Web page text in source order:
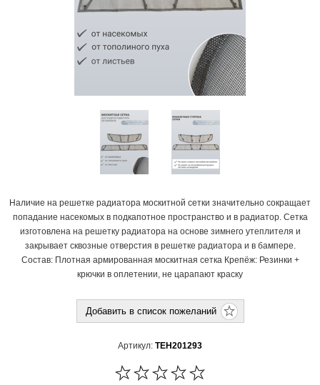
Наличие на решетке радиатора москитной сетки значительно сокращает
попадание насекомых в подкапотное пространство и в радиатор. Сетка
изготовлена на решетку радиатора на основе зимнего утеплителя и
закрывает сквозные отверстия в решетке радиатора и в бампере.
Состав: Плотная армированная москитная сетка Крепёж: Резинки +
крючки в оплетении, не царапают краску
Артикул: TEH201293